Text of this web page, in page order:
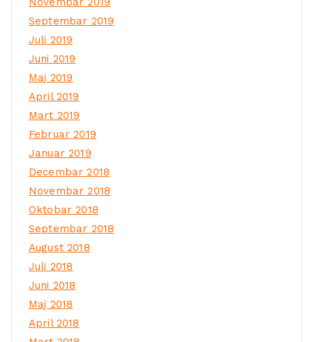
Septembar 2019
Juli 2019
Juni 2019
Maj 2019
April 2019
Mart 2019
Februar 2019
Januar 2019
Decembar 2018
Novembar 2018
Oktobar 2018
Septembar 2018
August 2018
Juli 2018
Juni 2018
Maj 2018
April 2018